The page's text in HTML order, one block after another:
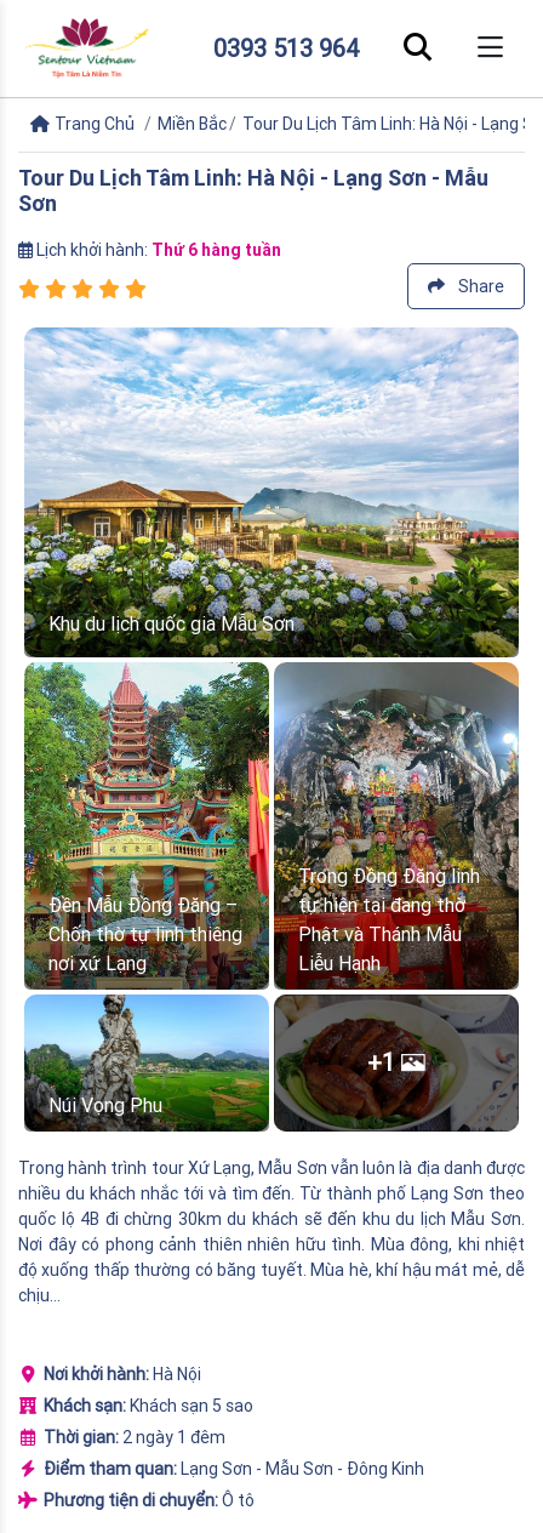
0393 513 964
Trang Chủ Miền Bắc Tour Du Lịch Tâm Linh: Hà Nội - Lạng
Tour Du Lịch Tâm Linh: Hà Nội - Lạng Sơn - Mẫu
Sơn
Lịch khởi hành: Thứ 6 hàng tuần
Share
Khu du lịch quốc gia Mẫu Sơn
Đền Mẫu Đồng Đăng –
Chốn thờ tự linh thiêng
nơi xứ Lạng
Trong Đồng Đăng linh
tự hiện tại đang thờ
Phật và Thánh Mẫu
Liễu Hạnh
Núi Vọng Phu
+1
Trong hành trình tour Xứ Lạng, Mẫu Sơn vẫn luôn là địa danh được
nhiều du khách nhắc tới và tìm đến. Từ thành phố Lạng Sơn theo
quốc lộ 4B đi chừng 30km du khách sẽ đến khu du lịch Mẫu Sơn.
Nơi đây có phong cảnh thiên nhiên hữu tình. Mùa đông, khi nhiệt
độ xuống thấp thường có băng tuyết. Mùa hè, khí hậu mát mẻ, dễ
chịu…
Nơi khởi hành:Hà Nội
Khách sạn:Khách sạn 5 sao
Thời gian: 2 ngày 1 đêm
Điểm tham quan:Lạng Sơn - Mẫu Sơn - Đông Kinh
Phương tiện di chuyển:Ô tô